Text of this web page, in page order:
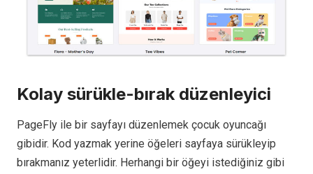
Kolay sürükle-bırak düzenleyici
PageFly ile bir sayfayı düzenlemek çocuk oyuncağı
gibidir. Kod yazmak yerine öğeleri sayfaya sürükleyip
bırakmanız yeterlidir. Herhangi bir öğeyi istediğiniz gibi